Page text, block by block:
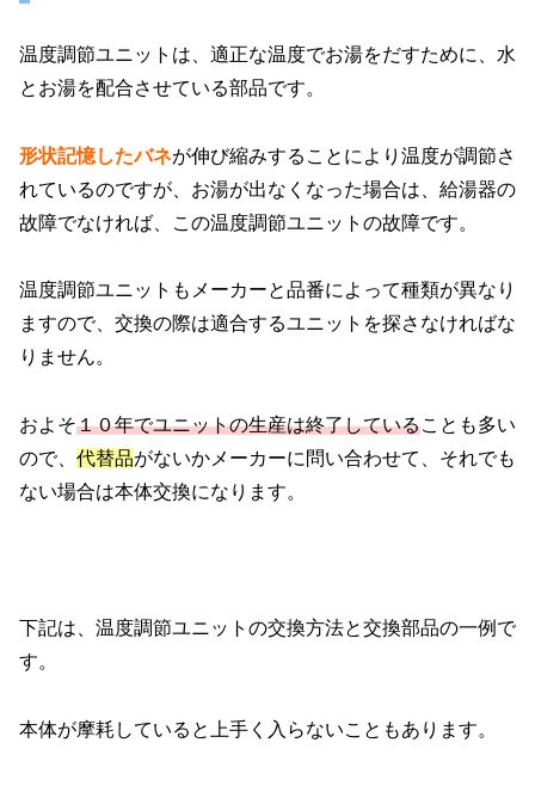
温度調節ユニットは、適正な温度でお湯をだすために、水
とお湯を配合させている部品です。
形状記憶したバネが伸び縮みすることにより温度が調節さ
れているのですが、お湯が出なくなった場合は、給湯器の
故障でなければ、この温度調節ユニットの故障です。
温度調節ユニットもメーカーと品番によって種類が異なり
ますので、交換の際は適合するユニットを探さなければな
りません。
およそ１０年でユニットの生産は終了していることも多い
ので、 代替品がないかメーカーに問い合わせて、それでも
ない場合は本体交換になります。
下記は、温度調節ユニットの交換方法と交換部品の一例で
す。
本体が摩耗していると上手く入らないこともあります。